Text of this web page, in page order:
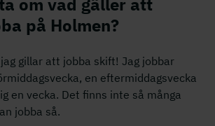
på Holmen?
gillar att jobba skift! Jag jobbar
en eftermiddagsvecka
en vecka. Det finns inte så många
jobba så.